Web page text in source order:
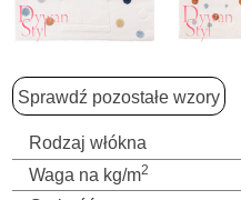
Sprawdź pozostałe wzory
Rodzaj włókna
Waga na kg/m2